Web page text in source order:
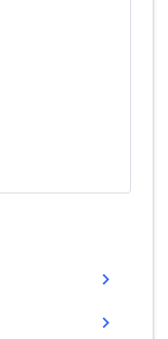
chevron_right
chevron_right